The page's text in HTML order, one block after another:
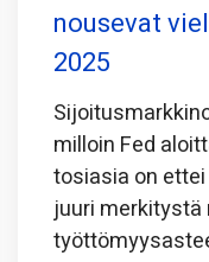
nousevat
2025
milloin Fed
tosiasia on
juuri merkitystä